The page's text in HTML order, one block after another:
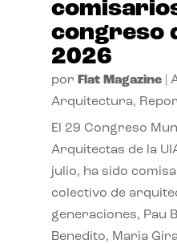
congreso
2026
por Flat Magazine|
Arquitectura,
El 29 Congreso
Arquitectas de la
julio, ha sido
colectivo de
generaciones, Pau
Benedito, Maria